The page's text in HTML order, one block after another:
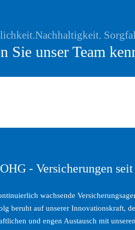
Sie unser Team
- Versicherungen seit
wachsende
beruht auf unserer Innovationskraft,
und engen Austausch mit